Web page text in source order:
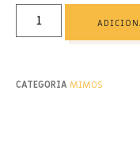
CATEGORIAMIMOS